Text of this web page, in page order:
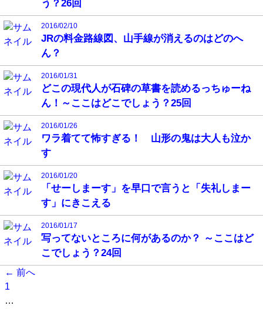
う？26回
2016/02/10
JRの料金路線図、山手線が消えるのはどのへ
ん？
2016/01/31
どこの現代人が石碑の草書を読めるっちゅーね
ん！～ここはどこでしょう？25回
2016/01/26
ワラ着てて怖すぎる！ 山形の鬼は大人も泣か
す
2016/01/20
「せーしまーす」を早口で言うと「失礼しまー
す」にきこえる
2016/01/17
写ってないところに何があるのか？ ～ここはど
こでしょう？24回
← 前へ
1
…